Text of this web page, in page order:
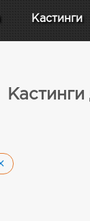
Кастинги